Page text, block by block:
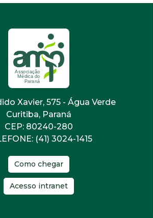
Xavier, 575 - Água Verde
Curitiba, Paraná
CEP: 80240-280
(41) 3024-1415
Como chegar
Acesso intranet